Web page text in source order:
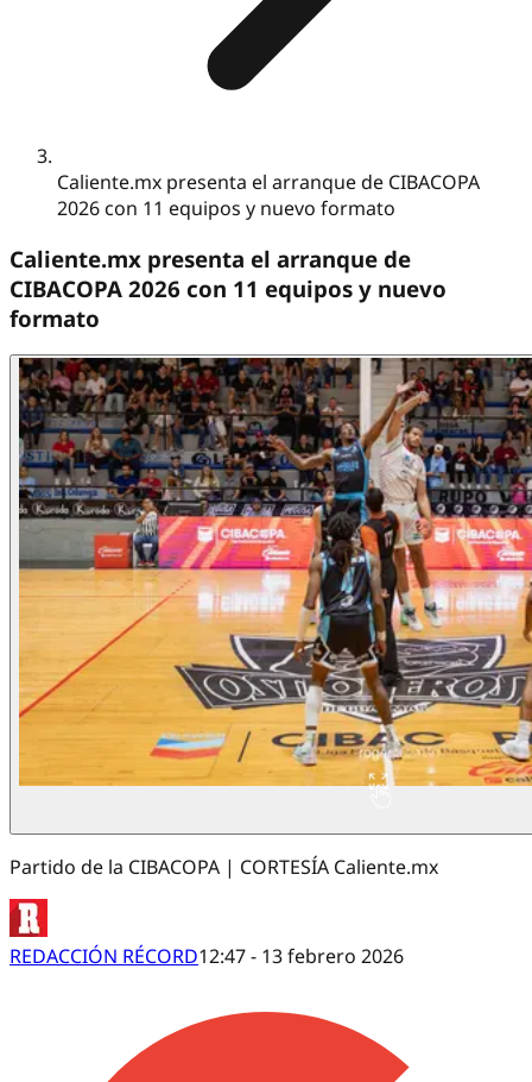
Caliente.mx presenta el arranque de CIBACOPA
2026 con 11 equipos y nuevo formato
Caliente.mx presenta el arranque de
CIBACOPA 2026 con 11 equipos y nuevo
formato
Partido de la CIBACOPA | CORTESÍA Caliente.mx
REDACCIÓN RÉCORD12:47 - 13 febrero 2026